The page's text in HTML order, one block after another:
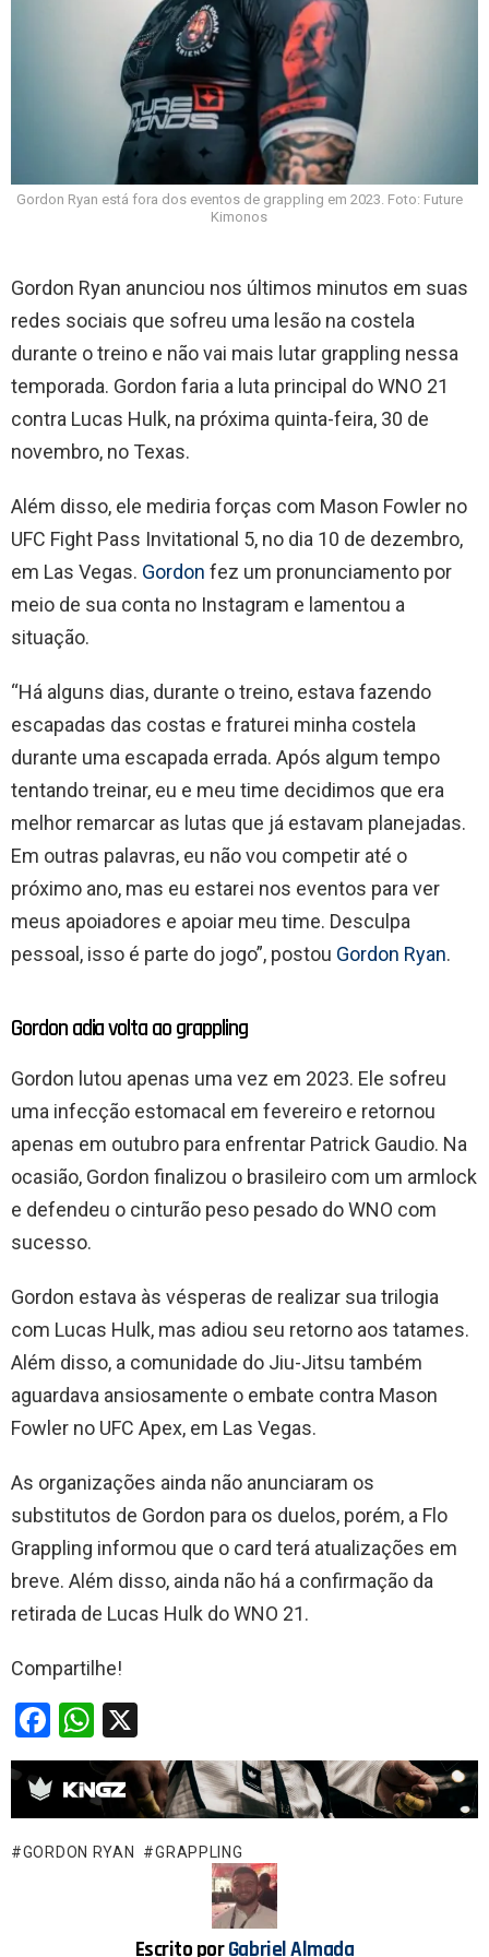
Gordon Ryan está fora dos eventos de grappling em 2023. Foto: Future
Kimonos
Gordon Ryan anunciou nos últimos minutos em suas
redes sociais que sofreu uma lesão na costela
durante o treino e não vai mais lutar grappling nessa
temporada. Gordon faria a luta principal do WNO 21
contra Lucas Hulk, na próxima quinta-feira, 30 de
novembro, no Texas.
Além disso, ele mediria forças com Mason Fowler no
UFC Fight Pass Invitational 5, no dia 10 de dezembro,
em Las Vegas. Gordon fez um pronunciamento por
meio de sua conta no Instagram e lamentou a
situação.
“Há alguns dias, durante o treino, estava fazendo
escapadas das costas e fraturei minha costela
durante uma escapada errada. Após algum tempo
tentando treinar, eu e meu time decidimos que era
melhor remarcar as lutas que já estavam planejadas.
Em outras palavras, eu não vou competir até o
próximo ano, mas eu estarei nos eventos para ver
meus apoiadores e apoiar meu time. Desculpa
pessoal, isso é parte do jogo”, postou Gordon Ryan.
Gordon adia volta ao grappling
Gordon lutou apenas uma vez em 2023. Ele sofreu
uma infecção estomacal em fevereiro e retornou
apenas em outubro para enfrentar Patrick Gaudio. Na
ocasião, Gordon finalizou o brasileiro com um armlock
e defendeu o cinturão peso pesado do WNO com
sucesso.
Gordon estava às vésperas de realizar sua trilogia
com Lucas Hulk, mas adiou seu retorno aos tatames.
Além disso, a comunidade do Jiu-Jitsu também
aguardava ansiosamente o embate contra Mason
Fowler no UFC Apex, em Las Vegas.
As organizações ainda não anunciaram os
substitutos de Gordon para os duelos, porém, a Flo
Grappling informou que o card terá atualizações em
breve. Além disso, ainda não há a confirmação da
retirada de Lucas Hulk do WNO 21.
Compartilhe!
F
a
ce
b
o
W
h
at
s
A
GORDON RYAN GRAPPLING
Escrito porGabriel Almada